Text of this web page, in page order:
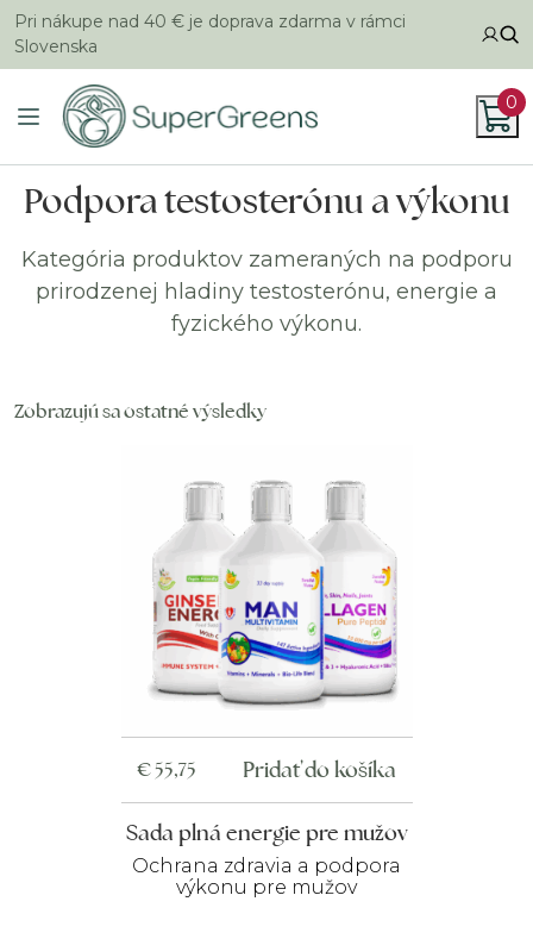
Pri nákupe nad 40 € je doprava zdarma v rámci
Slovenska
0
Podpora testosterónu a výkonu
Kategória produktov zameraných na podporu
prirodzenej hladiny testosterónu, energie a
fyzického výkonu.
Zobrazujú sa ostatné výsledky
Sada plná energie pre mužov
Ochrana zdravia a podpora
výkonu pre mužov
€55,75 Pridať do košíka